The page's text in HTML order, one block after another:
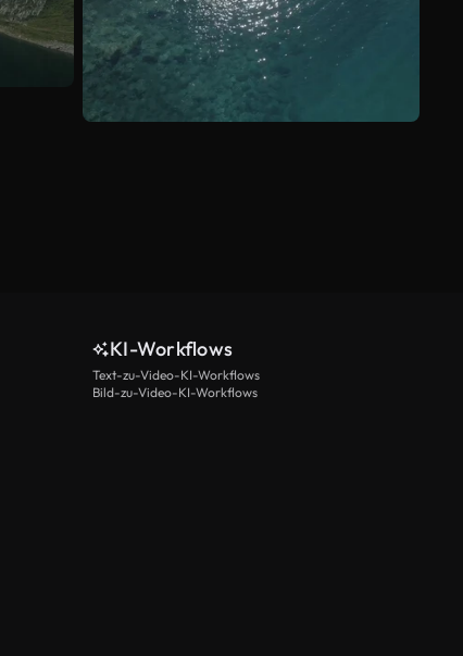
KI-Workflows
Text-zu-Video-KI-Workflows
Bild-zu-Video-KI-Workflows